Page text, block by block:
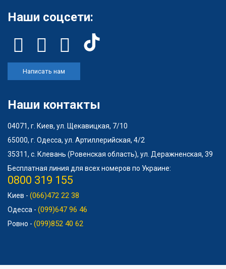
Наши соцсети:
Написать нам
Наши контакты
04071, г. Киев, ул. Щекавицкая, 7/10
65000, г. Одесса, ул. Артиллерийская, 4/2
35311, с. Клевань (Ровенская область), ул. Деражненская, 39
Бесплатная линия для всех номеров по Украине:
0800 319 155
Киев - (066)472 22 38
Одесса - (099)647 96 46
Ровно - (099)852 40 62